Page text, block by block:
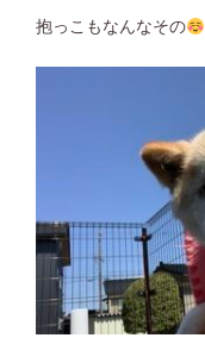
抱っこもなんなその